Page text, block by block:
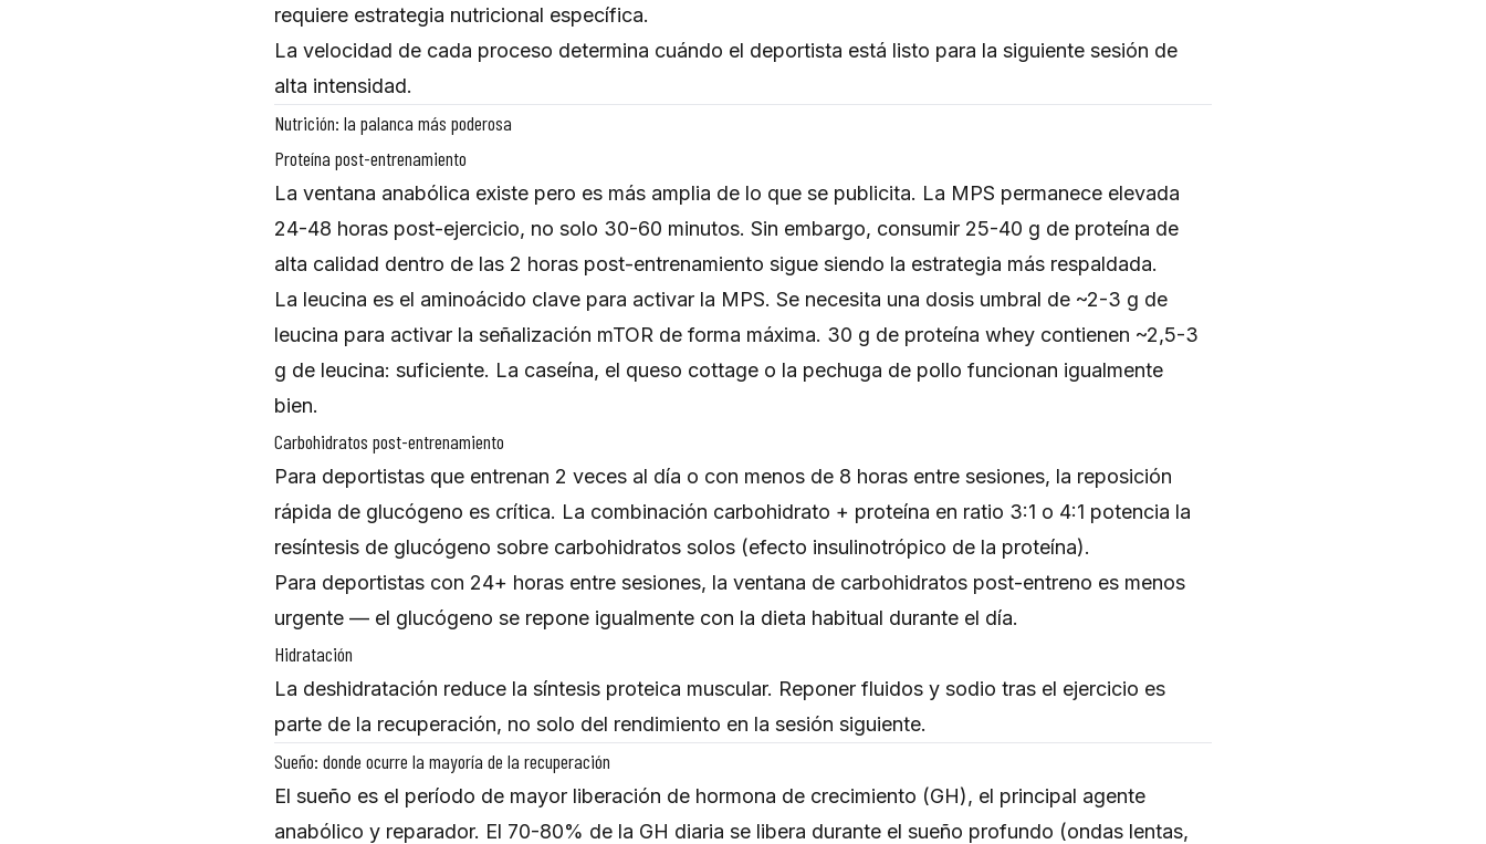
requiere estrategia nutricional específica.
La velocidad de cada proceso determina cuándo el deportista está listo para la siguiente sesión de
alta intensidad.
Nutrición: la palanca más poderosa
Proteína post-entrenamiento
La ventana anabólica existe pero es más amplia de lo que se publicita. La MPS permanece elevada
24-48 horas post-ejercicio, no solo 30-60 minutos. Sin embargo, consumir 25-40 g de proteína de
alta calidad dentro de las 2 horas post-entrenamiento sigue siendo la estrategia más respaldada.
La leucina es el aminoácido clave para activar la MPS. Se necesita una dosis umbral de ~2-3 g de
leucina para activar la señalización mTOR de forma máxima. 30 g de proteína whey contienen ~2,5-3
g de leucina: suficiente. La caseína, el queso cottage o la pechuga de pollo funcionan igualmente
bien.
Carbohidratos post-entrenamiento
Para deportistas que entrenan 2 veces al día o con menos de 8 horas entre sesiones, la reposición
rápida de glucógeno es crítica. La combinación carbohidrato + proteína en ratio 3:1 o 4:1 potencia la
resíntesis de glucógeno sobre carbohidratos solos (efecto insulinotrópico de la proteína).
Para deportistas con 24+ horas entre sesiones, la ventana de carbohidratos post-entreno es menos
urgente — el glucógeno se repone igualmente con la dieta habitual durante el día.
Hidratación
La deshidratación reduce la síntesis proteica muscular. Reponer fluidos y sodio tras el ejercicio es
parte de la recuperación, no solo del rendimiento en la sesión siguiente.
Sueño: donde ocurre la mayoría de la recuperación
El sueño es el período de mayor liberación de hormona de crecimiento (GH), el principal agente
anabólico y reparador. El 70-80% de la GH diaria se libera durante el sueño profundo (ondas lentas,